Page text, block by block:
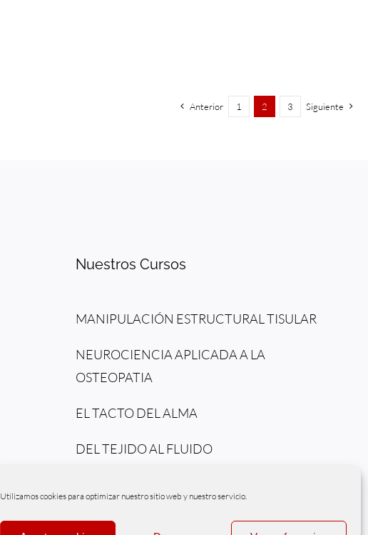
Utilizamos cookies para optimizar nuestro sitio web y nuestro servicio.
Anterior 1 2 3 Siguiente
Nuestros Cursos
MANIPULACIÓN ESTRUCTURAL TISULAR
NEUROCIENCIA APLICADA A LA
OSTEOPATIA
EL TACTO DEL ALMA
DEL TEJIDO AL FLUIDO